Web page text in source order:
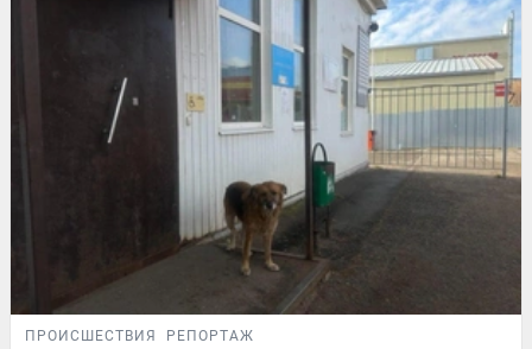
ПРОИСШЕСТВИЯ РЕПОРТАЖ